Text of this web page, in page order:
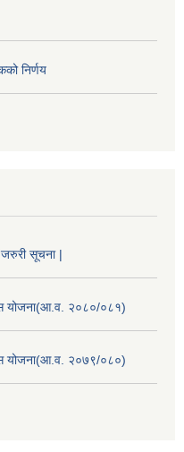
निर्णय
सूचना |
योजना(आ.व. २०८०/०८१)
योजना(आ.व. २०७९/०८०)